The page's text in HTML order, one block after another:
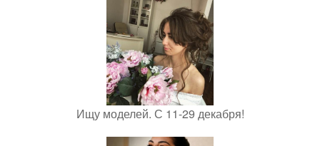
Ищу моделей. С 11-29 декабря!